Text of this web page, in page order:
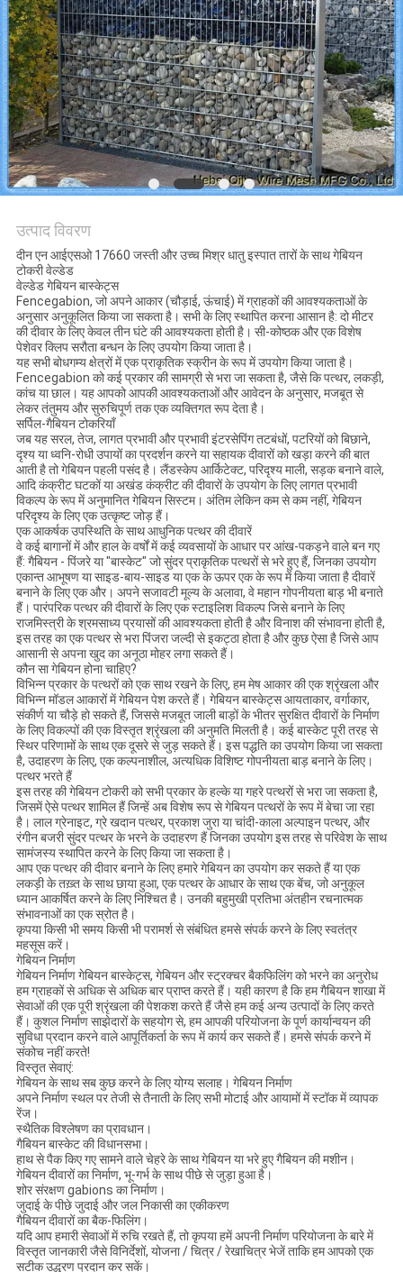
साइटमैप
PRIVACY
POLICY
उत्पाद विवरण
दीन एन आईएसओ 17660 जस्ती और उच्च मिश्र धातु इस्पात तारों के साथ गेबियन
टोकरी वेल्डेड
वेल्डेड गेबियन बास्केट्स
Fencegabion, जो अपने आकार (चौड़ाई, ऊंचाई) में ग्राहकों की आवश्यकताओं के
अनुसार अनुकूलित किया जा सकता है। सभी के लिए स्थापित करना आसान है: दो मीटर
की दीवार के लिए केवल तीन घंटे की आवश्यकता होती है। सी-कोष्ठक और एक विशेष
पेशेवर क्लिप सरौता बन्धन के लिए उपयोग किया जाता है।
यह सभी बोधगम्य क्षेत्रों में एक प्राकृतिक स्क्रीन के रूप में उपयोग किया जाता है।
Fencegabion को कई प्रकार की सामग्री से भरा जा सकता है, जैसे कि पत्थर, लकड़ी,
कांच या छाल। यह आपको आपकी आवश्यकताओं और आवेदन के अनुसार, मजबूत से
लेकर तंतुमय और सुरुचिपूर्ण तक एक व्यक्तिगत रूप देता है।
सर्पिल-गैबियन टोकरियाँ
जब यह सरल, तेज, लागत प्रभावी और प्रभावी इंटरसेपिंग तटबंधों, पटरियों को बिछाने,
दृश्य या ध्वनि-रोधी उपायों का प्रदर्शन करने या सहायक दीवारों को खड़ा करने की बात
आती है तो गेबियन पहली पसंद है। लैंडस्केप आर्किटेक्ट, परिदृश्य माली, सड़क बनाने वाले,
आदि कंक्रीट घटकों या अखंड कंक्रीट की दीवारों के उपयोग के लिए लागत प्रभावी
विकल्प के रूप में अनुमानित गेबियन सिस्टम। अंतिम लेकिन कम से कम नहीं, गेबियन
परिदृश्य के लिए एक उत्कृष्ट जोड़ हैं।
एक आकर्षक उपस्थिति के साथ आधुनिक पत्थर की दीवारें
वे कई बागानों में और हाल के वर्षों में कई व्यवसायों के आधार पर आंख-पकड़ने वाले बन गए
हैं: गैबियन - पिंजरे या "बास्केट" जो सुंदर प्राकृतिक पत्थरों से भरे हुए हैं, जिनका उपयोग
एकान्त आभूषण या साइड-बाय-साइड या एक के ऊपर एक के रूप में किया जाता है दीवारें
बनाने के लिए एक और। अपने सजावटी मूल्य के अलावा, वे महान गोपनीयता बाड़ भी बनाते
हैं। पारंपरिक पत्थर की दीवारों के लिए एक स्टाइलिश विकल्प जिसे बनाने के लिए
राजमिस्त्री के श्रमसाध्य प्रयासों की आवश्यकता होती है और विनाश की संभावना होती है,
इस तरह का एक पत्थर से भरा पिंजरा जल्दी से इकट्ठा होता है और कुछ ऐसा है जिसे आप
आसानी से अपना खुद का अनूठा मोहर लगा सकते हैं।
कौन सा गेबियन होना चाहिए?
विभिन्न प्रकार के पत्थरों को एक साथ रखने के लिए, हम मेष आकार की एक श्रृंखला और
विभिन्न मॉडल आकारों में गेबियन पेश करते हैं। गेबियन बास्केट्स आयताकार, वर्गाकार,
संकीर्ण या चौड़े हो सकते हैं, जिससे मजबूत जाली बाड़ों के भीतर सुरक्षित दीवारों के निर्माण
के लिए विकल्पों की एक विस्तृत श्रृंखला की अनुमति मिलती है। कई बास्केट पूरी तरह से
स्थिर परिणामों के साथ एक दूसरे से जुड़ सकते हैं। इस पद्धति का उपयोग किया जा सकता
है, उदाहरण के लिए, एक कल्पनाशील, अत्यधिक विशिष्ट गोपनीयता बाड़ बनाने के लिए।
पत्थर भरते हैं
इस तरह की गेबियन टोकरी को सभी प्रकार के हल्के या गहरे पत्थरों से भरा जा सकता है,
जिसमें ऐसे पत्थर शामिल हैं जिन्हें अब विशेष रूप से गेबियन पत्थरों के रूप में बेचा जा रहा
है। लाल ग्रेनाइट, ग्रे खदान पत्थर, प्रकाश जुरा या चांदी-काला अल्पाइन पत्थर, और
रंगीन बजरी सुंदर पत्थर के भरने के उदाहरण हैं जिनका उपयोग इस तरह से परिवेश के साथ
सामंजस्य स्थापित करने के लिए किया जा सकता है।
आप एक पत्थर की दीवार बनाने के लिए हमारे गेबियन का उपयोग कर सकते हैं या एक
लकड़ी के तख़्त के साथ छाया हुआ, एक पत्थर के आधार के साथ एक बेंच, जो अनुकूल
ध्यान आकर्षित करने के लिए निश्चित है। उनकी बहुमुखी प्रतिभा अंतहीन रचनात्मक
संभावनाओं का एक स्रोत है।
कृपया किसी भी समय किसी भी परामर्श से संबंधित हमसे संपर्क करने के लिए स्वतंत्र
महसूस करें।
गेबियन निर्माण
गेबियन निर्माण गेबियन बास्केट्स, गेबियन और स्ट्रक्चर बैकफिलिंग को भरने का अनुरोध
हम ग्राहकों से अधिक से अधिक बार प्राप्त करते हैं। यही कारण है कि हम गैबियन शाखा में
सेवाओं की एक पूरी श्रृंखला की पेशकश करते हैं जैसे हम कई अन्य उत्पादों के लिए करते
हैं। कुशल निर्माण साझेदारों के सहयोग से, हम आपकी परियोजना के पूर्ण कार्यान्वयन की
सुविधा प्रदान करने वाले आपूर्तिकर्ता के रूप में कार्य कर सकते हैं। हमसे संपर्क करने में
संकोच नहीं करते!
विस्तृत सेवाएं:
गेबियन के साथ सब कुछ करने के लिए योग्य सलाह। गेबियन निर्माण
अपने निर्माण स्थल पर तेजी से तैनाती के लिए सभी मोटाई और आयामों में स्टॉक में व्यापक
रेंज।
स्थैतिक विश्लेषण का प्रावधान।
गैबियन बास्केट की विधानसभा।
हाथ से पैक किए गए सामने वाले चेहरे के साथ गेबियन या भरे हुए गैबियन की मशीन।
गेबियन दीवारों का निर्माण, भू-गर्भ के साथ पीछे से जुड़ा हुआ है।
शोर संरक्षण gabions का निर्माण।
जुदाई के पीछे जुदाई और जल निकासी का एकीकरण
गैबियन दीवारों का बैक-फिलिंग।
यदि आप हमारी सेवाओं में रुचि रखते हैं, तो कृपया हमें अपनी निर्माण परियोजना के बारे में
विस्तृत जानकारी जैसे विनिर्देशों, योजना / चित्र / रेखाचित्र भेजें ताकि हम आपको एक
सटीक उद्धरण प्रदान कर सकें।